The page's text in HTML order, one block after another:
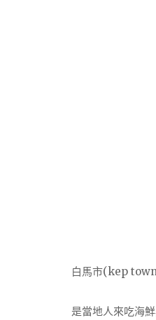
白馬市(kep
是當地人來吃海